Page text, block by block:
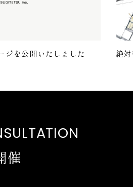
ジを公開いたしました 絶
催